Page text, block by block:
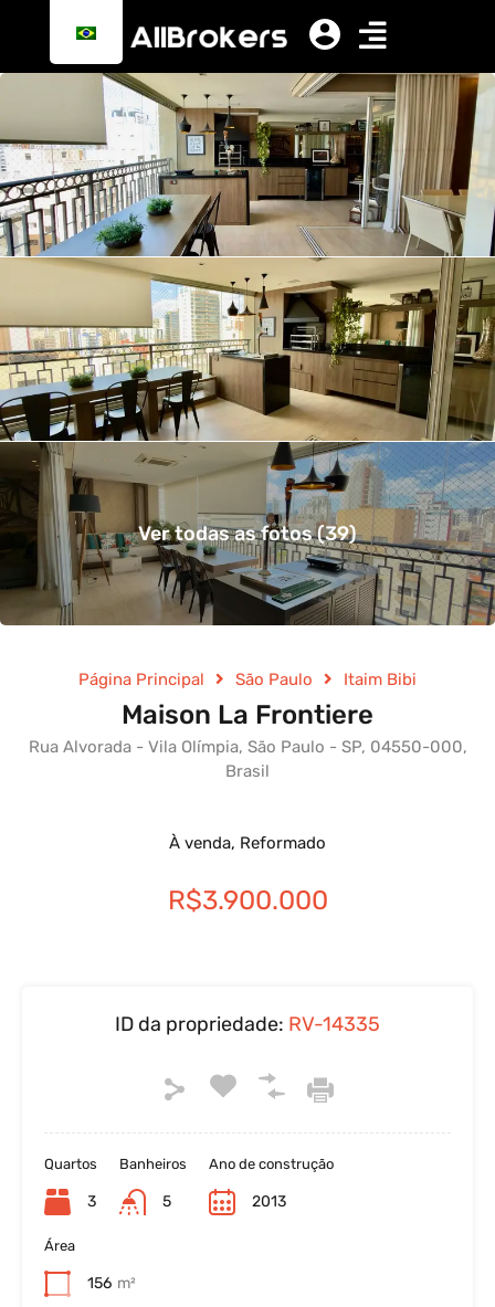
Ver todas as fotos (39)
Página Principal São Paulo Itaim Bibi
Maison La Frontiere
Rua Alvorada - Vila Olímpia, São Paulo - SP, 04550-000,
Brasil
À venda, Reformado
R$3.900.000
ID da propriedade: RV-14335
Quartos
3
Banheiros
5
Ano de construção
2013
Área
156 m²